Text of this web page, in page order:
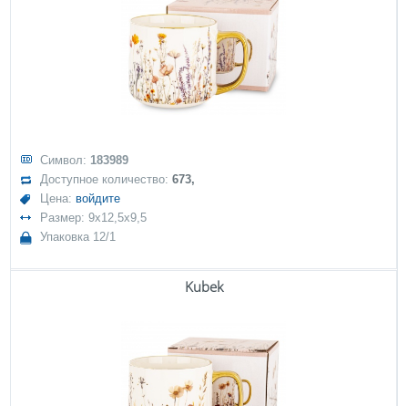
Символ: 183989
Доступное количество:673,
Цена: войдите
Размер: 9x12,5x9,5
Упаковка 12/1
Kubek